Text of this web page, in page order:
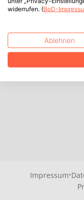
Impressum·
widerrufen. (BoD-
Ablehnen